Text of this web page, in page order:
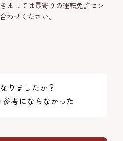
ましては最寄りの運転免許セン
わせください。
りましたか？
参考にならなかった